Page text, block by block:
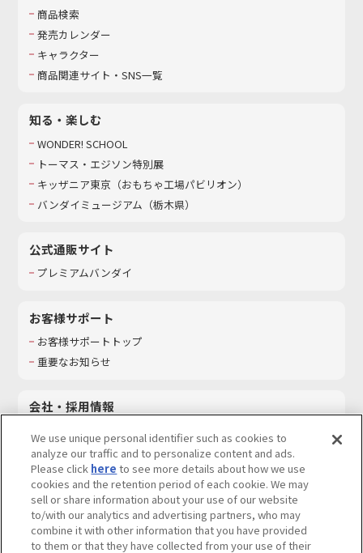
商品検索
発売カレンダー
キャラクター
商品関連サイト・SNS一覧
知る・楽しむ
WONDER! SCHOOL
トーマス・エジソン特別展
キッザニア東京（おもちゃ工場パビリオン）​
バンダイミュージアム（栃木県）
公式通販サイト
プレミアムバンダイ
お客様サポート
お客様サポートトップ
重要なお知らせ
会社・採用情報
採用情報
サステナビリティ
お問い合わせ
We use unique personal identifier such as cookies to
analyze our traffic and to personalize content and ads.
Please click here to see more details about how we use
cookies and the retention period of each cookie. We may
sell or share information about your use of our website
to/with our analytics and advertising partners, who may
combine it with other information that you have provided
to them or that they have collected from your use of their